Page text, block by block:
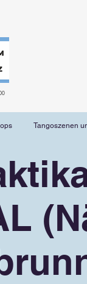
Tangoszenen